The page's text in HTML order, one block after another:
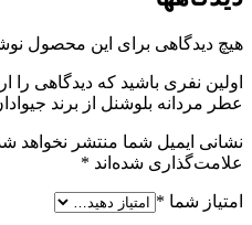
هیچ دیدگاهی برای این محصول
اولین نفری باشید که دیدگاهی
عطر مردانه بلوشنل از برند
نشانی ایمیل شما منتشر نخواهد
علامت‌گذاری شده‌اند *
امتیاز شما *